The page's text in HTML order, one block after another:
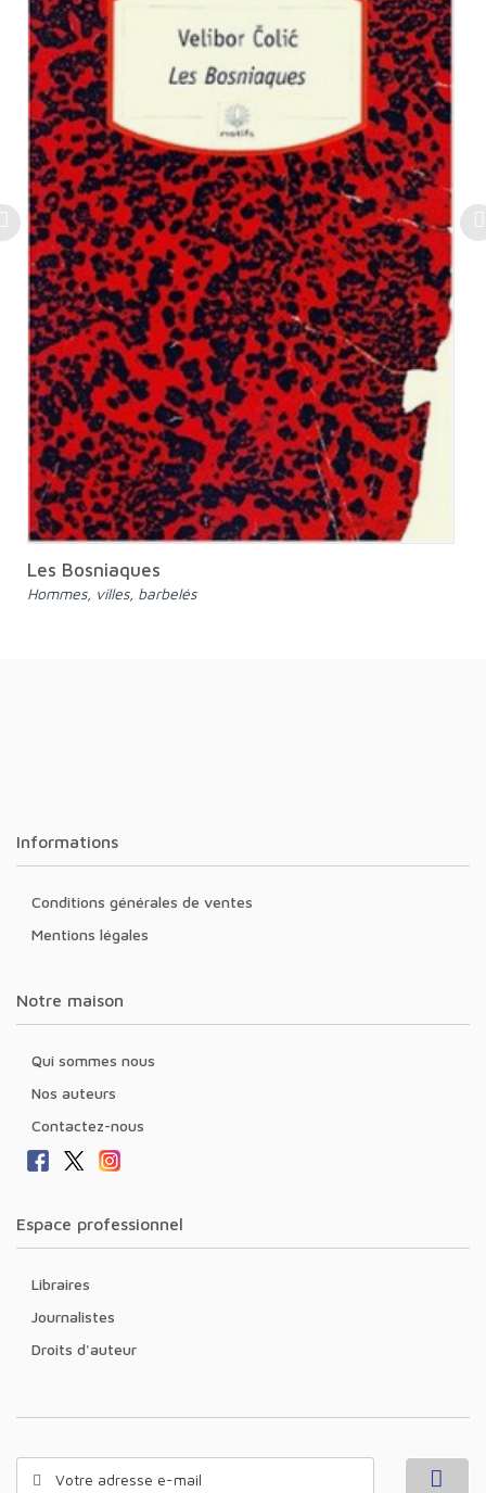
Les Bosniaques
Hommes, villes, barbelés
Informations
Conditions générales de ventes
Mentions légales
Notre maison
Qui sommes nous
Nos auteurs
Contactez-nous
Espace professionnel
Libraires
Journalistes
Droits d'auteur